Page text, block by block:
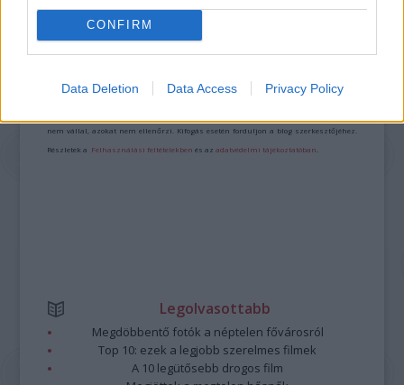
CONFIRM
Data Deletion Data Access Privacy Policy
A bejegyzés trackback címe:
https://kulturpart.hu/api/trackback/id/7937368
A hozzászólások avonatkozó jogszabályokértelmében felhasználói tartalomnak
nem vállal, azokat nem ellenőrzi. Kifogás esetén forduljon a blog szerkesztőjéhez.
Részletek a Felhasználási feltételekben és azadatvédelmi tájékoztatóban
Legolvasottabb
Megdöbbentő fotók a néptelen fővárosról
Top 10: ezek a legjobb szerelmes filmek
A 10 legütősebb drogos film